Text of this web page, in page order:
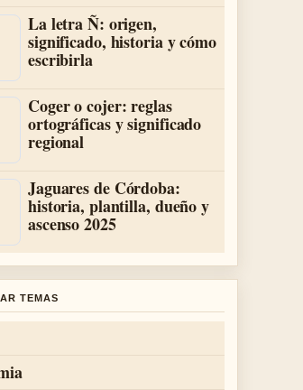
La letra Ñ: origen,
significado, historia y cómo
escribirla
Coger o cojer: reglas
ortográficas y significado
regional
Jaguares de Córdoba:
historia, plantilla, dueño y
ascenso 2025
TEMAS